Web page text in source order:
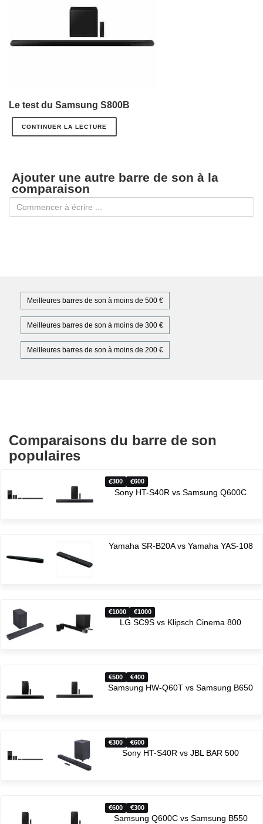
Le test du Samsung S800B
CONTINUER LA LECTURE
Ajouter une autre barre de son à la
comparaison
Meilleures barres de son à moins de 500 €
Meilleures barres de son à moins de 300 €
Meilleures barres de son à moins de 200 €
Comparaisons du barre de son
populaires
300 600
Sony HT-S40R vs Samsung Q600C
Yamaha SR-B20A vs Yamaha YAS-108
1000 1000
LG SC9S vs Klipsch Cinema 800
500 400
Samsung HW-Q60T vs Samsung B650
300 600
Sony HT-S40R vs JBL BAR 500
600 300
Samsung Q600C vs Samsung B550